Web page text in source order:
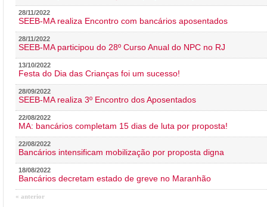
28/11/2022
SEEB-MA realiza Encontro com bancários aposentados
28/11/2022
SEEB-MA participou do 28º Curso Anual do NPC no RJ
13/10/2022
Festa do Dia das Crianças foi um sucesso!
28/09/2022
SEEB-MA realiza 3º Encontro dos Aposentados
22/08/2022
MA: bancários completam 15 dias de luta por proposta!
22/08/2022
Bancários intensificam mobilização por proposta digna
18/08/2022
Bancários decretam estado de greve no Maranhão
« anterior